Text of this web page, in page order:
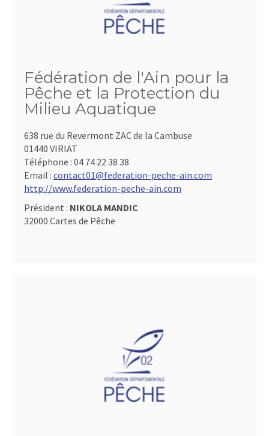
Fédération de l'Ain pour la
Pêche et la Protection du
Milieu Aquatique
638 rue du Revermont ZAC de la Cambuse
01440 VIRIAT
Téléphone : 04 74 22 38 38
Email : contact01@federation-peche-ain.com
http://www.federation-peche-ain.com
Président : NIKOLA MANDIC
32000 Cartes de Pêche